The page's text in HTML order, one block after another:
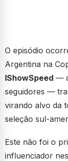
O episódio
Argentina na
IShowSpeed —
seguidores —
virando alvo da
seleção sul-
Este não foi o
influenciador